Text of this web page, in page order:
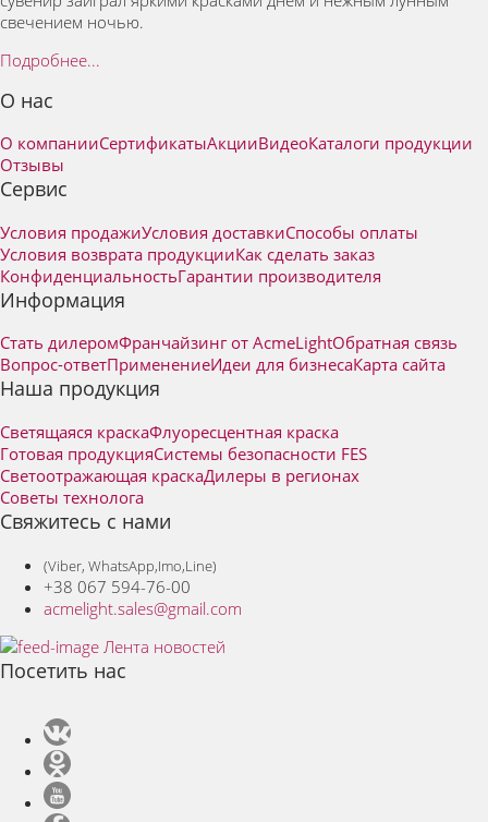
свечением ночью.
Подробнее...
О нас
О компанииСертификатыАкцииВидеоКаталоги продукции
Отзывы
Сервис
Условия продажиУсловия доставкиСпособы оплаты
Условия возврата продукцииКак сделать заказ
КонфиденциальностьГарантии производителя
Информация
Стать дилеромФранчайзинг от AcmeLightОбратная связь
Вопрос-ответПрименениеИдеи для бизнесаКарта сайта
Наша продукция
Светящаяся краскаФлуоресцентная краска
Готовая продукцияСистемы безопасности FES
Светоотражающая краскаДилеры в регионах
Советы технолога
Свяжитесь с нами
(Viber, WhatsApp,Imo,Line)
+38 067 594-76-00
acmelight.sales@gmail.com
Лента новостей
Посетить нас